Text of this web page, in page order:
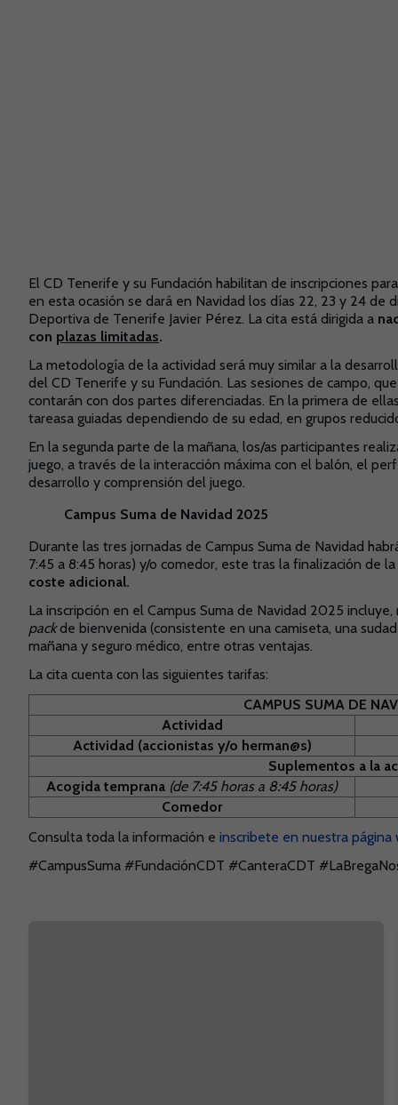
El CD Tenerife y su Fundación habilitan de inscripciones
en esta ocasión se dará en Navidad los días 22, 23 y 24 de
Deportiva de Tenerife Javier Pérez. La cita está dirigida a
con plazas limitadas.
La metodología de la actividad será muy similar a la
del CD Tenerife y su Fundación. Las sesiones de campo,
contarán con dos partes diferenciadas. En la primera de
tareasa guiadas dependiendo de su edad, en grupos
En la segunda parte de la mañana, los/as participantes
juego, a través de la interacción máxima con el balón, el
desarrollo y comprensión del juego.
Campus Suma de Navidad 2025
Durante las tres jornadas de Campus Suma de Navidad
7:45 a 8:45 horas) y/o comedor, este tras la finalización de
coste adicional.
La inscripción en el Campus Suma de Navidad 2025
packde bienvenida (consistente en una camiseta, una
mañana y seguro médico, entre otras ventajas.
La cita cuenta con las siguientes tarifas:
CAMPUS SUMA DE
Actividad
Actividad (accionistas y/o herman@s)
Suplementos a la
Acogida temprana (de 7:45 horas a 8:45 horas)
Comedor
Consulta toda la información e inscribete en nuestra página
#CampusSuma #FundaciónCDT #CanteraCDT